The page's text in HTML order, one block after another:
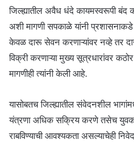
जिल्ह्यातील अवैध धंदे कायमस्वरूपी बंद
अशी मागणी सपकाळे यांनी
केवळ दारू सेवन करणाऱ्यांवर नव्हे तर
विक्री करणाऱ्या मुख्य सूत्रधारांवर
मागणीही त्यांनी केली आहे.
यासोबतच जिल्ह्यातील संवेदनशील
यंत्रणा अधिक सक्रिय करणे तसेच
राबविण्याची आवश्यकता असल्याचेही